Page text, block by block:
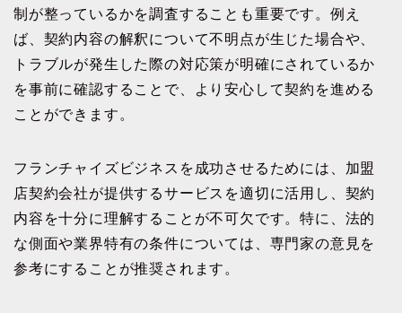
制が整っているかを調査することも重要です。例え
ば、契約内容の解釈について不明点が生じた場合や、
トラブルが発生した際の対応策が明確にされているか
を事前に確認することで、より安心して契約を進める
ことができます。
フランチャイズビジネスを成功させるためには、加盟
店契約会社が提供するサービスを適切に活用し、契約
内容を十分に理解することが不可欠です。特に、法的
な側面や業界特有の条件については、専門家の意見を
参考にすることが推奨されます。